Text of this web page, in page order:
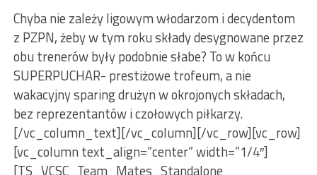
Chyba nie zależy ligowym włodarzom i decydentom
z PZPN, żeby w tym roku składy desygnowane przez
obu trenerów były podobnie słabe? To w końcu
SUPERPUCHAR- prestiżowe trofeum, a nie
wakacyjny sparing drużyn w okrojonych składach,
bez reprezentantów i czołowych piłkarzy.
[/vc_column_text][/vc_column][/vc_row][vc_row]
[vc_column text_align=”center” width=”1/4″]
[TS_VCSC_Team_Mates_Standalone